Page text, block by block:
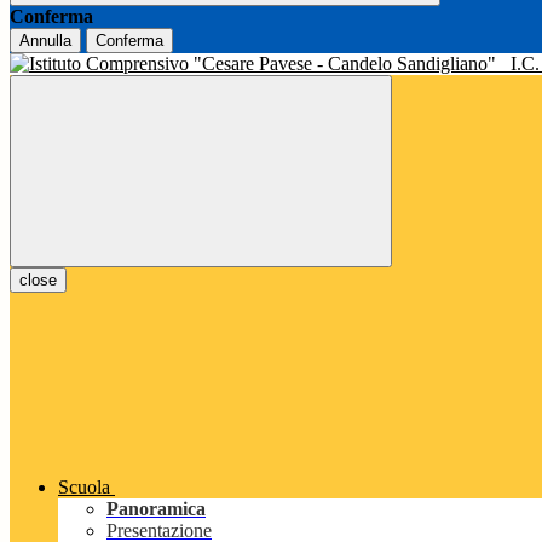
Conferma
Annulla Conferma
I.C.
close
Scuola
Panoramica
Presentazione